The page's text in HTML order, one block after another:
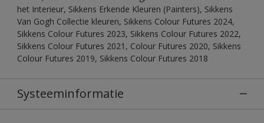
het Interieur, Sikkens Erkende Kleuren (Painters), Sikkens
Van Gogh Collectie kleuren, Sikkens Colour Futures 2024,
Sikkens Colour Futures 2023, Sikkens Colour Futures 2022,
Sikkens Colour Futures 2021, Colour Futures 2020, Sikkens
Colour Futures 2019, Sikkens Colour Futures 2018
Systeeminformatie